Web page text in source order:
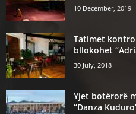
10 December, 2019
Tatimet
bllokohet
30 July, 2018
Yjet botërorë
“Danza